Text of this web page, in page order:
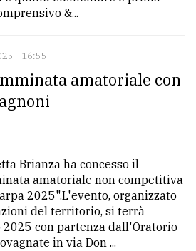
&...
- 16:55
amatoriale con
Brianza ha concesso il
amatoriale non competitiva
2025".L'evento, organizzato
del territorio, si terrà
2025 con partenza dall'Oratorio
in via Don ...